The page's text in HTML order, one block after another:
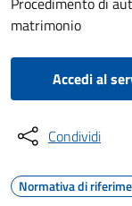
matrimonio
Accedi al
Condividi
Normativa di